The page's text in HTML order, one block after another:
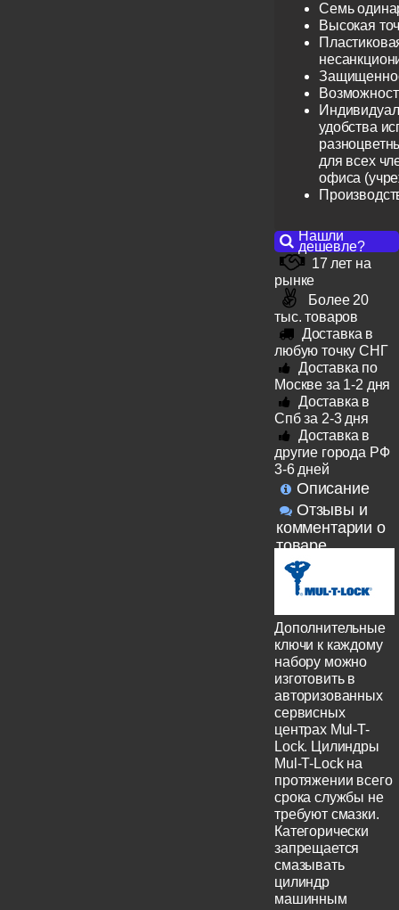
Семь
Высокая
удобства
для всех
офиса
Нашли
дешевле?
17 лет на
рынке
Более 20
тыс. товаров
Доставка в
любую точку СНГ
Доставка по
Москве за 1-2 дня
Доставка в
Спб за 2-3 дня
Доставка в
другие города РФ
3-6 дней
Описание
Отзывы и
комментарии о
товаре
Дополнительные
ключи к каждому
набору можно
изготовить в
авторизованных
сервисных
центрах Mul-T-
Lock. Цилиндры
Mul-T-Lock на
протяжении всего
срока службы не
требуют смазки.
Категорически
запрещается
смазывать
цилиндр
машинным